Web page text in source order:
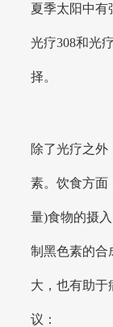
夏季太阳中有
光疗308和光
择。
除了光疗之外
素。饮食方面
量)食物的摄
制黑色素的合
大，也有助于
议：